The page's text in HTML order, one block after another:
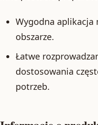
Wygodna aplikacja
obszarze.
Łatwe
dostosowania
potrzeb.